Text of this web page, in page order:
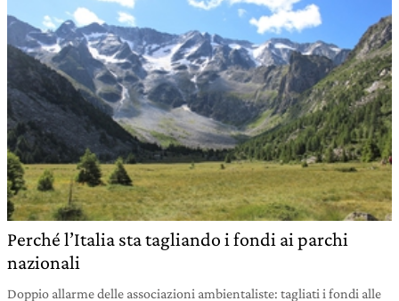
Perché l’Italia sta tagliando i fondi ai parchi
nazionali
Doppio allarme delle associazioni ambientaliste: tagliati i fondi alle